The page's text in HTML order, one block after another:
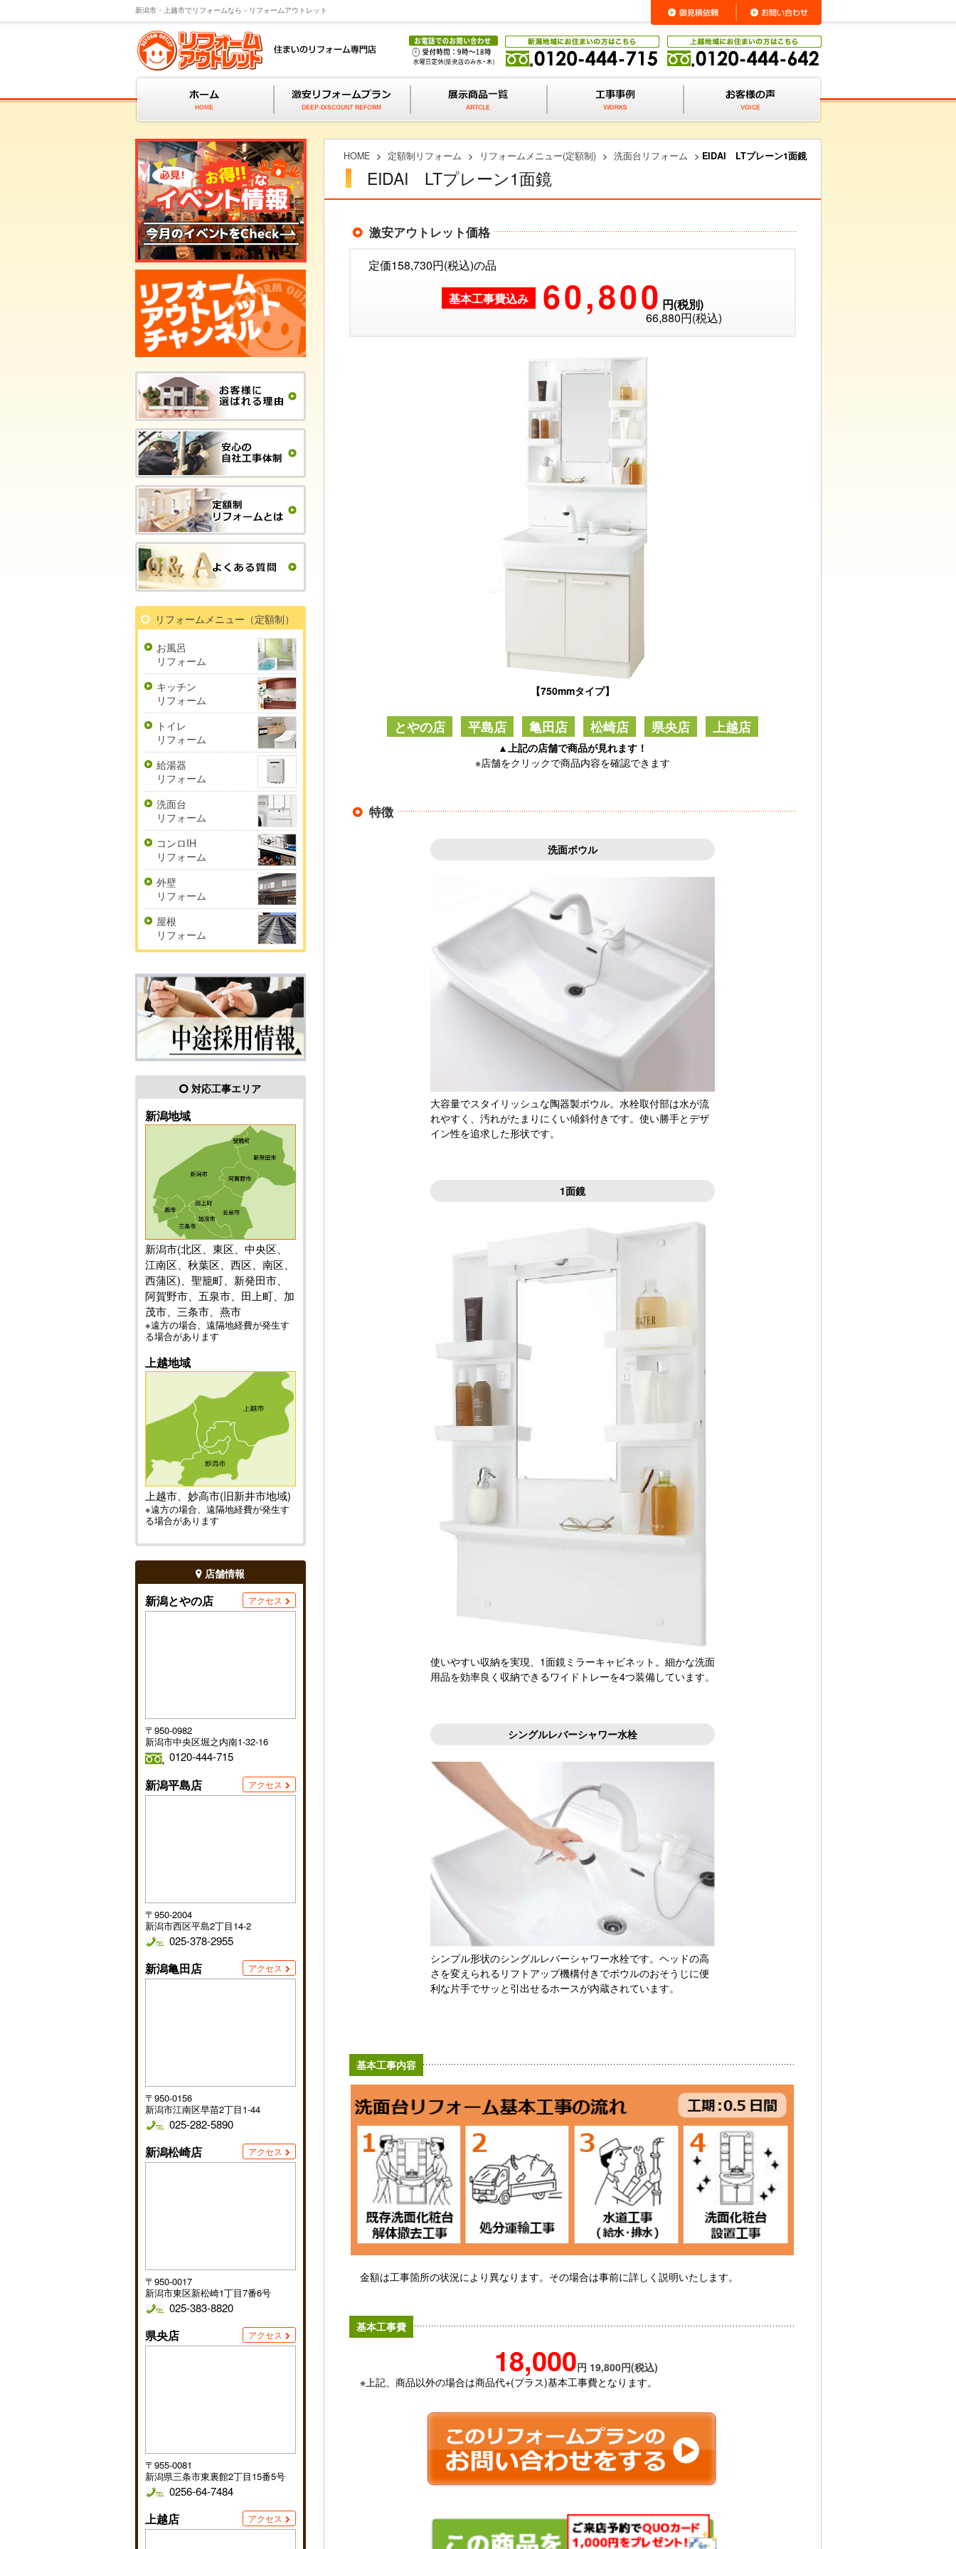
新潟市・上越市でリフォームなら－リフォームアウトレット
HOME > 定額制リフォーム > リフォームメニュー(定額制) > 洗面台リフォーム > EIDAI LTプレーン1面鏡
EIDAI LTプレーン1面鏡
激安アウトレット価格
定価158,730円(税込)の品
基本工事費込み 60,800 円(税別)
66,880円(税込)
【750mmタイプ】
とやの店 平島店 亀田店 松崎店 県央店 上越店
▲上記の店舗で商品が見れます！
※店舗をクリックで商品内容を確認できます
特徴
洗面ボウル
大容量でスタイリッシュな陶器製ボウル。水栓取付部は水が流
れやすく、汚れがたまりにくい傾斜付きです。使い勝手とデザ
イン性を追求した形状です。
1面鏡
使いやすい収納を実現、1面鏡ミラーキャビネット。細かな洗面
用品を効率良く収納できるワイドトレーを4つ装備しています。
シングルレバーシャワー水栓
シンプル形状のシングルレバーシャワー水栓です。ヘッドの高
さを変えられるリフトアップ機構付きでボウルのおそうじに便
利な片手でサッと引出せるホースが内蔵されています。
基本工事内容
金額は工事箇所の状況により異なります。その場合は事前に詳しく説明いたします。
基本工事費
18,000円 19,800円(税込)
※上記、商品以外の場合は商品代+(プラス)基本工事費となります。
リフォームメニュー（定額制）
お風呂
リフォーム
キッチン
リフォーム
トイレ
リフォーム
給湯器
リフォーム
洗面台
リフォーム
コンロIH
リフォーム
外壁
リフォーム
屋根
リフォーム
対応工事エリア
新潟地域
新潟市(北区、東区、中央区、
江南区、秋葉区、西区、南区、
西蒲区)、聖籠町、新発田市、
阿賀野市、五泉市、田上町、加
茂市、三条市、燕市
※遠方の場合、遠隔地経費が発生す
る場合があります
上越地域
上越市、妙高市(旧新井市地域)
※遠方の場合、遠隔地経費が発生す
る場合があります
店舗情報
新潟とやの店 アクセス
〒950-0982
新潟市中央区堀之内南1-32-16
0120-444-715
新潟平島店 アクセス
〒950-2004
新潟市西区平島2丁目14-2
025-378-2955
新潟亀田店 アクセス
〒950-0156
新潟市江南区早苗2丁目1-44
025-282-5890
新潟松崎店 アクセス
〒950-0017
新潟市東区新松崎1丁目7番6号
025-383-8820
県央店 アクセス
〒955-0081
新潟県三条市東裏館2丁目15番5号
0256-64-7484
上越店 アクセス